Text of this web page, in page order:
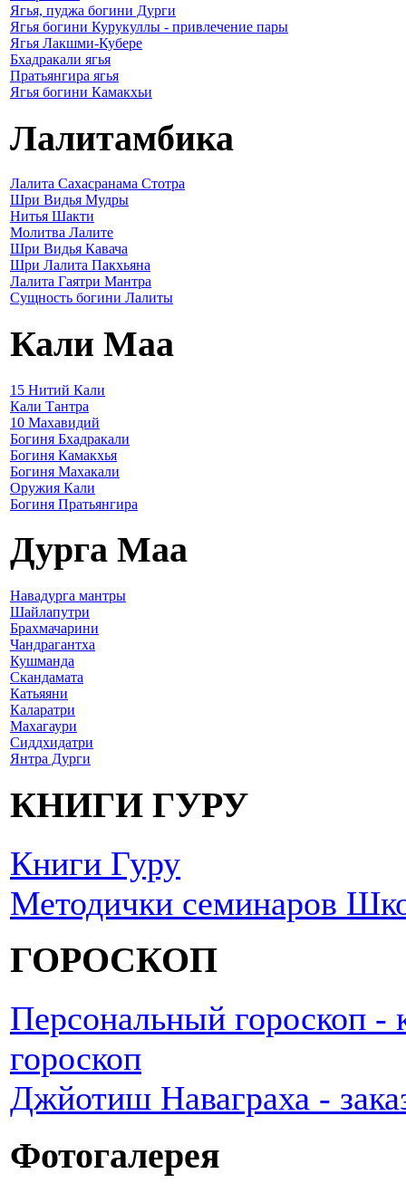
Ягья, пуджа богини Дурги
Ягья богини Курукуллы - привлечение пары
Ягья Лакшми-Кубере
Бхадракали ягья
Пратьянгира ягья
Ягья богини Камакхьи
Лалитамбика
Лалита Сахасранама Стотра
Шри Видья Мудры
Нитья Шакти
Молитва Лалите
Шри Видья Кавача
Шри Лалита Пакхьяна
Лалита Гаятри Мантра
Сущность богини Лалиты
Кали Маа
15 Нитий Кали
Кали Тантра
10 Махавидий
Богиня Бхадракали
Богиня Камакхья
Богиня Махакали
Оружия Кали
Богиня Пратьянгира
Дурга Маа
Навадурга мантры
Шайлапутри
Брахмачарини
Чандрагантха
Кушманда
Скандамата
Катьяяни
Каларатри
Махагаури
Сиддхидатри
Янтра Дурги
КНИГИ ГУРУ
Книги Гуру
Методички семинаров
ГОРОСКОП
Персональный гороскоп -
гороскоп
Джйотиш Наваграха -
Фотогалерея